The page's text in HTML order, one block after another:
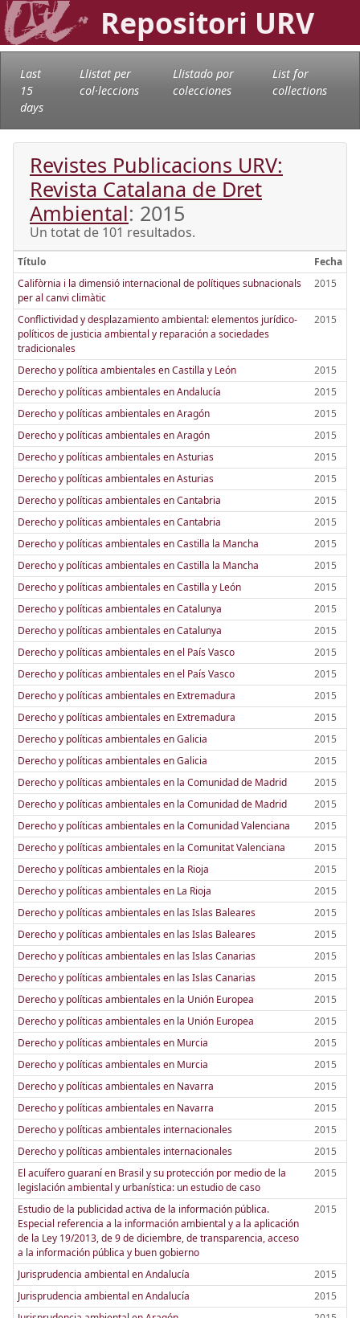
Repositori URV
Last
15
days
Llistat per
col·leccions
Llistado por
colecciones
List for
collections
Revistes Publicacions URV:
Revista Catalana de Dret
Ambiental: 2015
Un totat de 101 resultados.
Título
Fecha
Califòrnia i la dimensió internacional de polítiques subnacionals
per al canvi climàtic
2015
Conflictividad y desplazamiento ambiental: elementos jurídico-
políticos de justicia ambiental y reparación a sociedades
tradicionales
2015
Derecho y política ambientales en Castilla y León
2015
Derecho y políticas ambientales en Andalucía
2015
Derecho y políticas ambientales en Aragón
2015
Derecho y políticas ambientales en Aragón
2015
Derecho y políticas ambientales en Asturias
2015
Derecho y políticas ambientales en Asturias
2015
Derecho y políticas ambientales en Cantabria
2015
Derecho y políticas ambientales en Cantabria
2015
Derecho y políticas ambientales en Castilla la Mancha
2015
Derecho y políticas ambientales en Castilla la Mancha
2015
Derecho y políticas ambientales en Castilla y León
2015
Derecho y políticas ambientales en Catalunya
2015
Derecho y políticas ambientales en Catalunya
2015
Derecho y políticas ambientales en el País Vasco
2015
Derecho y políticas ambientales en el País Vasco
2015
Derecho y políticas ambientales en Extremadura
2015
Derecho y políticas ambientales en Extremadura
2015
Derecho y políticas ambientales en Galicia
2015
Derecho y políticas ambientales en Galicia
2015
Derecho y políticas ambientales en la Comunidad de Madrid
2015
Derecho y políticas ambientales en la Comunidad de Madrid
2015
Derecho y políticas ambientales en la Comunidad Valenciana
2015
Derecho y políticas ambientales en la Comunitat Valenciana
2015
Derecho y políticas ambientales en la Rioja
2015
Derecho y políticas ambientales en La Rioja
2015
Derecho y políticas ambientales en las Islas Baleares
2015
Derecho y políticas ambientales en las Islas Baleares
2015
Derecho y políticas ambientales en las Islas Canarias
2015
Derecho y políticas ambientales en las Islas Canarias
2015
Derecho y políticas ambientales en la Unión Europea
2015
Derecho y políticas ambientales en la Unión Europea
2015
Derecho y políticas ambientales en Murcia
2015
Derecho y políticas ambientales en Murcia
2015
Derecho y políticas ambientales en Navarra
2015
Derecho y políticas ambientales en Navarra
2015
Derecho y políticas ambientales internacionales
2015
Derecho y políticas ambientales internacionales
2015
El acuífero guaraní en Brasil y su protección por medio de la
legislación ambiental y urbanística: un estudio de caso
2015
Estudio de la publicidad activa de la información pública.
Especial referencia a la información ambiental y a la aplicación
de la Ley 19/2013, de 9 de diciembre, de transparencia, acceso
a la información pública y buen gobierno
2015
Jurisprudencia ambiental en Andalucía
2015
Jurisprudencia ambiental en Andalucía
2015